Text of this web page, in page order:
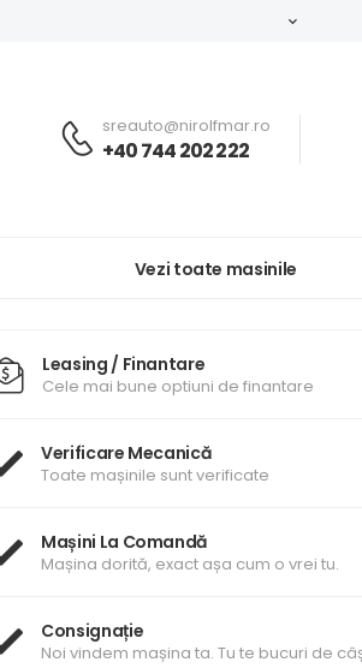
sreauto@nirolfmar.ro
+40 744 202 222
Vezi toate masinile
Leasing / Finantare
Cele mai bune optiuni de finantare
Verificare Mecanică
Toate mașinile sunt verificate
Mașini La Comandă
Mașina dorită, exact așa cum o vrei tu.
Consignație
Noi vindem mașina ta. Tu te bucuri de